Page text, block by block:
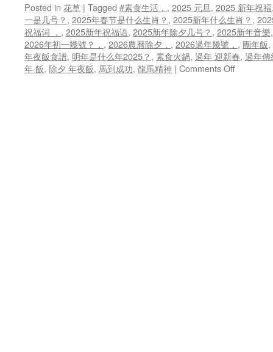
Posted in 花草 | Tagged #素食生活， , 2025 元旦, 2025 新年祝福
一是几号？ , 2025年春节是什么生肖？ , 2025新年什么生肖？ ,
祝福词 ， , 2025新年祝福语, 2025新年除夕几号？ , 2025新年音樂
2026年初一幾號？， , 2026農曆除夕， , 2026過年幾號， , 團年飯,
年夜飯食譜, 明年是什么年2025？ , 素食火鍋, 過年 迎新春, 過年傳
年 飯, 除夕 年夜飯, 馬到成功, 龍馬精神 | Comments Offon